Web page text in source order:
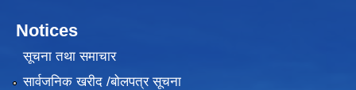
Notices
सूचना तथा समाचार
सार्वजनिक खरीद /बोलपत्र सूचना